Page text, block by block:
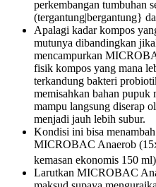
perkembangan tumbuhan
(tergantung|bergantung}
Apalagi kadar kompos
mutunya dibandingkan
mencampurkan
fisik kompos yang mana
terkandung bakteri
memisahkan bahan pupuk
mampu langsung diserap
menjadi jauh lebih subur.
Kondisi ini bisa
MICROBAC Anaerob
kemasan ekonomis 150
Larutkan MICROBAC